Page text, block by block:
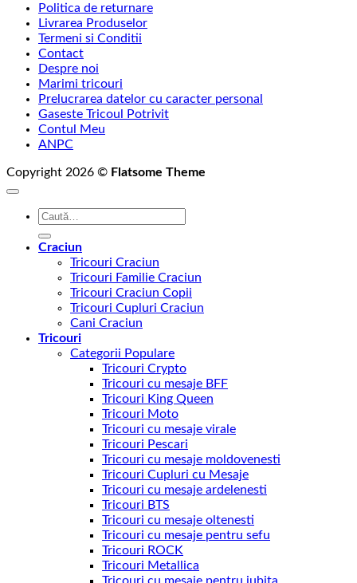
129,00 lei
până
la
Politica de returnare
Livrarea Produselor
Termeni si Conditii
Contact
Despre noi
Marimi tricouri
Prelucrarea datelor cu caracter personal
Gaseste Tricoul Potrivit
Contul Meu
ANPC
Copyright 2026 © Flatsome Theme
Caută
Craciun
Tricouri Craciun
Tricouri Familie Craciun
Tricouri Craciun Copii
Tricouri Cupluri Craciun
Cani Craciun
Tricouri
Categorii Populare
Tricouri Crypto
Tricouri cu mesaje BFF
Tricouri King Queen
Tricouri Moto
Tricouri cu mesaje virale
Tricouri Pescari
Tricouri cu mesaje moldovenesti
Tricouri Cupluri cu Mesaje
Tricouri cu mesaje ardelenesti
Tricouri BTS
Tricouri cu mesaje oltenesti
Tricouri cu mesaje pentru sefu
Tricouri ROCK
Tricouri Metallica